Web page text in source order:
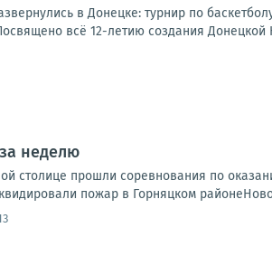
в Донецке: турнир по
всё 12-летию создания Донецкой
неделю
столице прошли соревнования по
пожар в Горняцком